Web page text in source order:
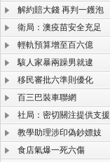
解約賠大錢 再判一鑊泡
衛局：澳疫苗安全充足
輕軌預算增至百六億
駭人家暴兩躁男就逮
移民審批六準則優化
百三巴裝車聯網
社局：密切關注提供支援
教學助理涉印偽鈔嫖妓
食店氣爆一死六傷